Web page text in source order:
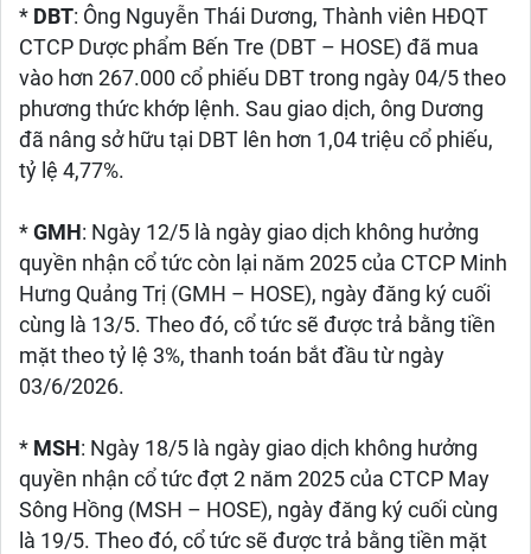
* DBT: Ông Nguyễn Thái Dương, Thành viên HĐQT
CTCP Dược phẩm Bến Tre (DBT – HOSE) đã mua
vào hơn 267.000 cổ phiếu DBT trong ngày 04/5 theo
phương thức khớp lệnh. Sau giao dịch, ông Dương
đã nâng sở hữu tại DBT lên hơn 1,04 triệu cổ phiếu,
tỷ lệ 4,77%.
* GMH : Ngày 12/5 là ngày giao dịch không hưởng
quyền nhận cổ tức còn lại năm 2025 của CTCP Minh
Hưng Quảng Trị (GMH – HOSE), ngày đăng ký cuối
cùng là 13/5. Theo đó, cổ tức sẽ được trả bằng tiền
mặt theo tỷ lệ 3%, thanh toán bắt đầu từ ngày
03/6/2026.
* MSH : Ngày 18/5 là ngày giao dịch không hưởng
quyền nhận cổ tức đợt 2 năm 2025 của CTCP May
Sông Hồng (MSH – HOSE), ngày đăng ký cuối cùng
là 19/5. Theo đó, cổ tức sẽ được trả bằng tiền mặt